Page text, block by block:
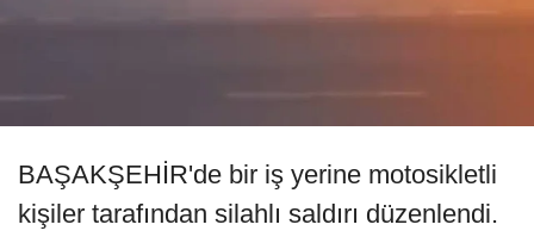
BAŞAKŞEHİR'de bir iş yerine motosikletli
kişiler tarafından silahlı saldırı düzenlendi.